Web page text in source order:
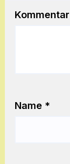
Kommentar
Name *